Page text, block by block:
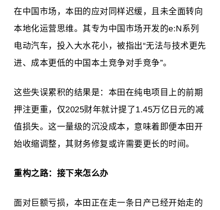
在中国市场，本田的应对同样迟缓，且未全面转向
本地化运营思维。其专为中国市场开发的e:N系列
电动汽车，投入大水花小，被指出“无法与技术更先
进、成本更低的中国本土竞争对手竞争”。
这些失误累积的结果是：本田在纯电项目上的前期
押注更重，仅2025财年就计提了1.45万亿日元的减
值损失。这一量级的沉没成本，意味着即便本田开
始收缩调整，其财务修复或许需要更长的时间。
重构之路：接下来怎么办
面对巨额亏损，本田正在走一条日产已经开始走的